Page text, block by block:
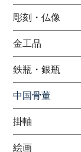
彫刻・仏像
金工品
鉄瓶・銀瓶
中国骨董
掛軸
絵画